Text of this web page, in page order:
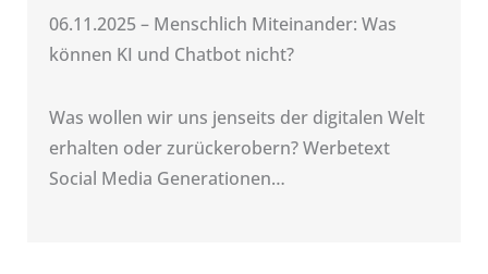
06.11.2025 – Menschlich Miteinander: Was
können KI und Chatbot nicht?
Was wollen wir uns jenseits der digitalen Welt
erhalten oder zurückerobern? Werbetext
Social Media Generationen…